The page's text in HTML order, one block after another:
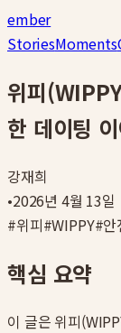
ember
StoriesMoments
위피
한 데이팅
강재희
•2026년 4월 13일
#위피#WIPPY#안
핵심 요약
이 글은 위피